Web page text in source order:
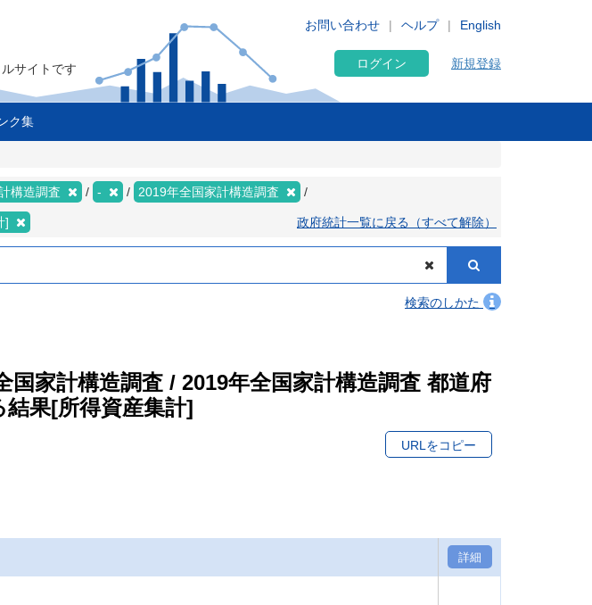
English
お問い合わせ ヘルプ
サイトです ログイン 新規登録
ク集
構造調査 - 2019年全国家計構造調査
] 政府統計一覧に戻る（すべて解除）
検索のしかた
家計構造調査 / 2019年全国家計構造調査 都道府
結果[所得資産集計]
URLをコピー
詳細